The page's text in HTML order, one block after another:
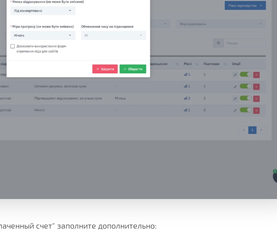
счет" заполните дополнительно: